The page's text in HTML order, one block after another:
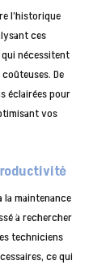
l’historique
ces
nécessitent
De
éclairées pour
vos
maintenance
à rechercher
techniciens
ce qui